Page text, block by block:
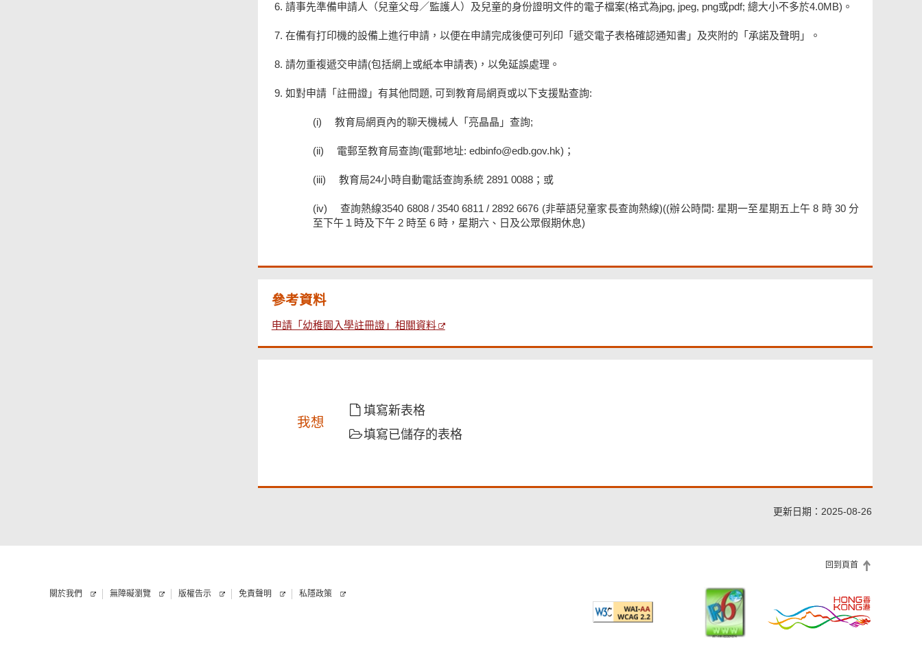
請事先準備申請人（兒童父母／監護人）及兒童的身份證明文件的電子檔案(格式為jpg, jpeg, png或pdf; 總大小不多於4.0MB)。
在備有打印機的設備上進行申請，以便在申請完成後便可列印「遞交電子表格確認通知書」及夾附的「承諾及聲明」。
請勿重複遞交申請(包括網上或紙本申請表)，以免延誤處理。
如對申請「註冊證」有其他問題, 可到教育局網頁或以下支援點查詢:
教育局網頁內的聊天機械人「亮晶晶」查詢;
電郵至教育局查詢(電郵地址: edbinfo@edb.gov.hk)；
教育局24小時自動電話查詢系統 2891 0088；或
查詢熱線3540 6808 / 3540 6811 / 2892 6676 (非華語兒童家⻑查詢熱線)((辦公時間: 星期⼀⾄星期五上午 8 時 30 分
⾄下午１時及下午 2 時⾄ 6 時，星期六、⽇及公眾假期休息)
參考資料
申請「幼稚園入學註冊證」相關資料
我想
填寫新表格
填寫已儲存的表格
更新日期：2025-08-26
回到頁首
關於我們 無障礙瀏覽 版權告示 免責聲明 私隱政策